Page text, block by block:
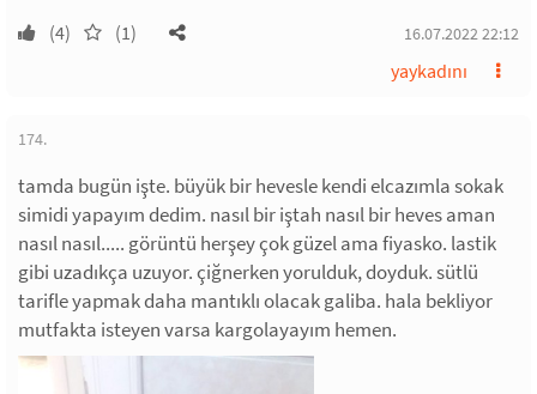
(4) (1) 16.07.2022 22:12
yaykadını
174.
tamda bugün işte. büyük bir hevesle kendi elcazımla sokak
simidi yapayım dedim. nasıl bir iştah nasıl bir heves aman
nasıl nasıl..... görüntü herşey çok güzel ama fiyasko. lastik
gibi uzadıkça uzuyor. çiğnerken yorulduk, doyduk. sütlü
tarifle yapmak daha mantıklı olacak galiba. hala bekliyor
mutfakta isteyen varsa kargolayayım hemen.